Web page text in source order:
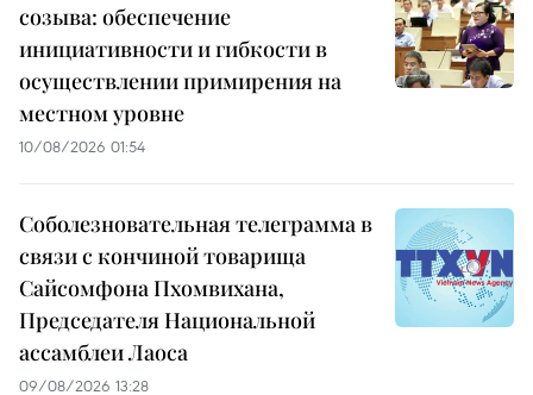
созыва: обеспечение
инициативности и гибкости в
осуществлении примирения на
местном уровне
10/08/2026 01:54
Соболезновательная телеграмма в
связи с кончиной товарища
Сайсомфона Пхомвихана,
Председателя Национальной
ассамблеи Лаоса
09/08/2026 13:28